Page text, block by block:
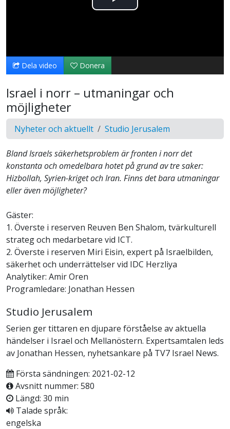
Spela
video
Dela video Donera
Israel i norr – utmaningar och
möjligheter
Nyheter och aktuellt Studio Jerusalem
Bland Israels säkerhetsproblem är fronten i norr det
konstanta och omedelbara hotet på grund av tre saker:
Hizbollah, Syrien-kriget och Iran. Finns det bara utmaningar
eller även möjligheter?
Gäster:
1. Överste i reserven Reuven Ben Shalom, tvärkulturell
strateg och medarbetare vid ICT.
2. Överste i reserven Miri Eisin, expert på Israelbilden,
säkerhet och underrättelser vid IDC Herzliya
Analytiker: Amir Oren
Programledare: Jonathan Hessen
Studio Jerusalem
Serien ger tittaren en djupare förståelse av aktuella
händelser i Israel och Mellanöstern. Expertsamtalen leds
av Jonathan Hessen, nyhetsankare på TV7 Israel News.
Första sändningen: 2021-02-12
Avsnitt nummer: 580
Längd: 30 min
Talade språk:
engelska